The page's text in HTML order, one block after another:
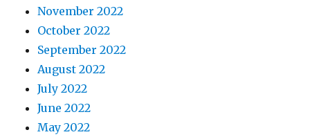
November 2022
October 2022
September 2022
August 2022
July 2022
June 2022
May 2022